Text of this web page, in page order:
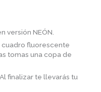
versión NEÓN.
cuadro fluorescente
tomas una copa de
finalizar te llevarás tu